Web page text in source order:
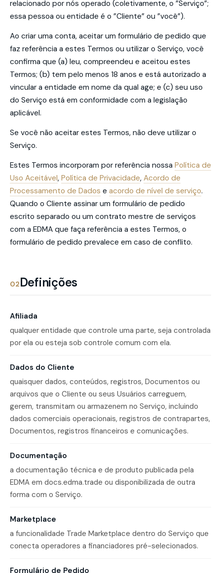
relacionado por nós operado (coletivamente, o ”Serviço”;
essa pessoa ou entidade é o ”Cliente” ou ”você”).
Ao criar uma conta, aceitar um formulário de pedido que
faz referência a estes Termos ou utilizar o Serviço, você
confirma que (a) leu, compreendeu e aceitou estes
Termos; (b) tem pelo menos 18 anos e está autorizado a
vincular a entidade em nome da qual age; e (c) seu uso
do Serviço está em conformidade com a legislação
aplicável.
Se você não aceitar estes Termos, não deve utilizar o
Serviço.
Estes Termos incorporam por referência nossa Política de
Uso Aceitável, Política de Privacidade, Acordo de
Processamento de Dados e acordo de nível de serviço.
Quando o Cliente assinar um formulário de pedido
escrito separado ou um contrato mestre de serviços
com a EDMA que faça referência a estes Termos, o
formulário de pedido prevalece em caso de conflito.
02Definições
Afiliada
qualquer entidade que controle uma parte, seja controlada
por ela ou esteja sob controle comum com ela.
Dados do Cliente
quaisquer dados, conteúdos, registros, Documentos ou
arquivos que o Cliente ou seus Usuários carreguem,
gerem, transmitam ou armazenem no Serviço, incluindo
dados comerciais operacionais, registros de contrapartes,
Documentos, registros financeiros e comunicações.
Documentação
a documentação técnica e de produto publicada pela
EDMA em docs.edma.trade ou disponibilizada de outra
forma com o Serviço.
Marketplace
a funcionalidade Trade Marketplace dentro do Serviço que
conecta operadores a financiadores pré-selecionados.
Formulário de Pedido